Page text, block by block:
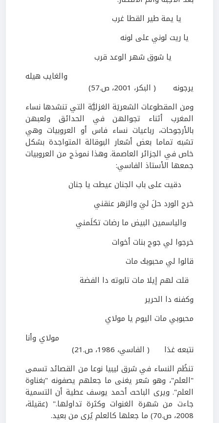
يا يمة طير القطا غرب
يا ريت لوني على لونه
يا شوق شهر الوعد قرب
والغايب هيله
يرجونه ( البكر، 2001، ص.57
)
ومن المقطوعات الشعريَة الغزليَّة التي تنشدها نساء
المغرب أثناء تجوالهن في الحدائق ولعبهن
بالأرجوحات، رباعيات نساء فاس أو العروبيات وهي
تشبه تماما بعض أشعار البوقالة المتواجدة بشكل
خاص في الجزائر العاصمة. وهذا نموذج من العروبيات
جمعها الأستاذ الفاسي:
دقيت على باب الجنان عيطت يا جنان
خرج الورد حلَ ليَ والزهر عنقني
والياسمين البيض ما رضات تكلَمني
خرجوا لي جوج بنات أخوات
قالوا لي محبوبك مات
قلت لهم إيلا مات تابوته دا الفضة
وكفنه دا الحرير
محبوبي مات اليوم يا مولاي
مولاي وأنا
نتبعه غدَا ( الفاسي، 1986، ص.21
)
تنظُم النساء في شرق ليبيا نوعا من القصائد تسمى
"العلم"، وهو شعر يغنى ما جعلهم يصفونه "بغناوة
العلم". ويرى الباحث أحمد يوسف عطية أن التسمية
جاءت من شهرة الغنوات وكثرة تداولها." (عقيلة،
2008، ص.70) ما جعلها كالعلم يُرى من بعيد.